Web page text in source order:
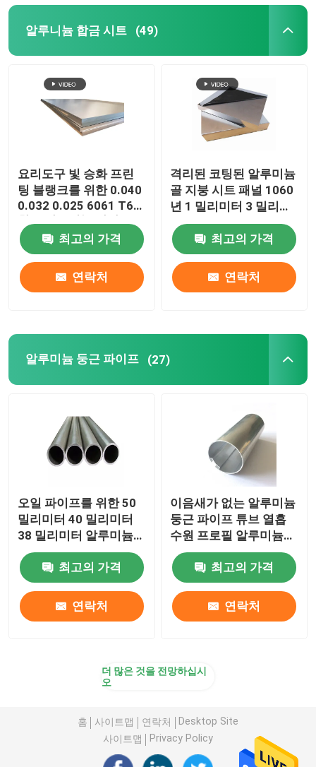
알루니늄 합금 시트 (49)
요리도구 빛 승화 프린
팅 블랭크를 위한 0.040
0.032 0.025 6061 T6
합금 알루미늄 박판
최고의 가격
연락처
격리된 코팅된 알루미늄
골 지붕 시트 패널 1060
년 1 밀리미터 3 밀리미
터 5 밀리미터 10 밀리
미터 3004 3005
최고의 가격
연락처
알루미늄 둥근 파이프 (27)
오일 파이프를 위한 50
밀리미터 40 밀리미터
38 밀리미터 알루미늄
둥근 파이프 배관 5083
T5 7075 T6 플랜지
최고의 가격
연락처
이음새가 없는 알루미늄
둥근 파이프 튜브 열흡
수원 프로필 알루미늄은
도톨도톨한 25 밀리미터
45 밀리미터 70 밀리미
터를 밀어냈습니다
최고의 가격
연락처
더 많은 것을 전망하십시
오
홈 사이트맵 연락처
Desktop Site
사이트맵
Privacy Policy